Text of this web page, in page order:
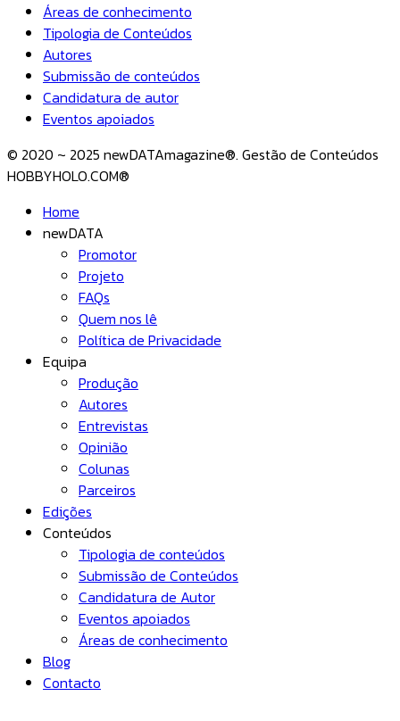
Áreas de conhecimento
Tipologia de Conteúdos
Autores
Submissão de conteúdos
Candidatura de autor
Eventos apoiados
© 2020 ~ 2025 newDATAmagazine®. Gestão de Conteúdos
HOBBYHOLO.COM®
Home
newDATA
Promotor
Projeto
FAQs
Quem nos lê
Política de Privacidade
Equipa
Produção
Autores
Entrevistas
Opinião
Colunas
Parceiros
Edições
Conteúdos
Tipologia de conteúdos
Submissão de Conteúdos
Candidatura de Autor
Eventos apoiados
Áreas de conhecimento
Blog
Contacto